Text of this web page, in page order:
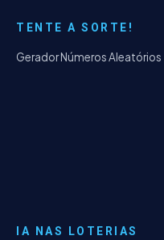
TENTE A SORTE!
Gerador Números Aleatórios
IA NAS LOTERIAS